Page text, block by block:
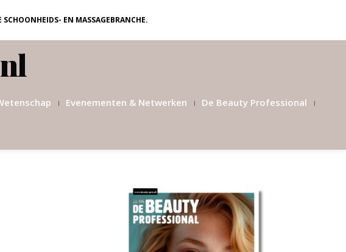
EN MASSAGEBRANCHE.
Evenementen & Netwerken De Beauty Professional